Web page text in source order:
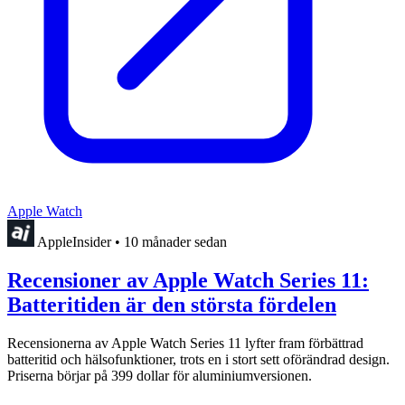
Apple Watch
AppleInsider • 10 månader sedan
Recensioner av Apple Watch Series 11:
Batteritiden är den största fördelen
Recensionerna av Apple Watch Series 11 lyfter fram förbättrad
batteritid och hälsofunktioner, trots en i stort sett oförändrad design.
Priserna börjar på 399 dollar för aluminiumversionen.